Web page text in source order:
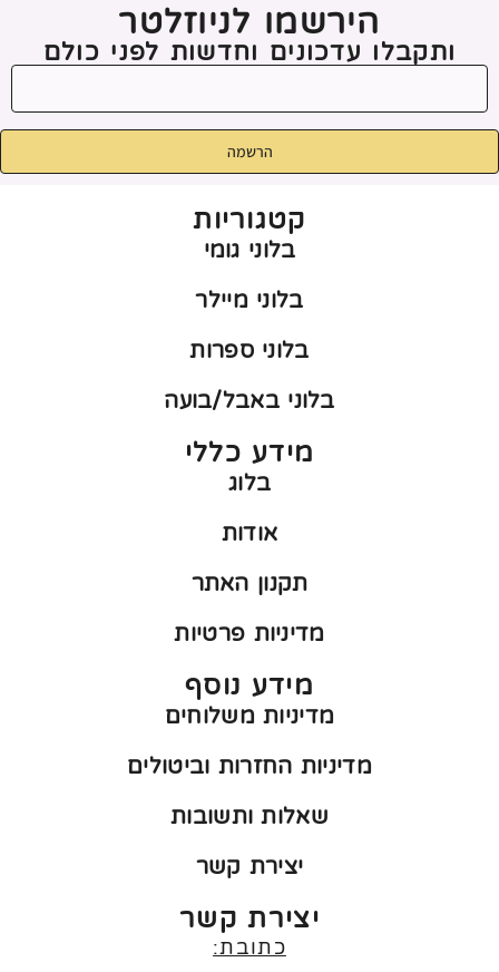
הירשמו לניוזלטר
ותקבלו עדכונים וחדשות לפני כולם
הרשמה
קטגוריות
בלוני גומי
בלוני מיילר
בלוני ספרות
בלוני באבל/בועה
מידע כללי
בלוג
אודות
תקנון האתר
מדיניות פרטיות
מידע נוסף
מדיניות משלוחים
מדיניות החזרות וביטולים
שאלות ותשובות
יצירת קשר
יצירת קשר
כתובת: